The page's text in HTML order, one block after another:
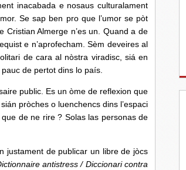
inacabada e nosaus culturalament
Se sap ben pro que l’umor se pòt
Cristian Almerge n’es un. Quand a de
e n’aprofecham. Sèm deveires al
de cara al nòstra viradisc, siá en
de pertot dins lo país.
public. Es un òme de reflexion que
pròches o luenchencs dins l’espaci
de ne rire ? Solas las personas de
de publicar un libre de jòcs
antistress / Diccionari contra